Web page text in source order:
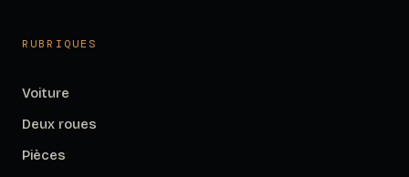
RUBRIQUES
Voiture
Deux roues
Pièces